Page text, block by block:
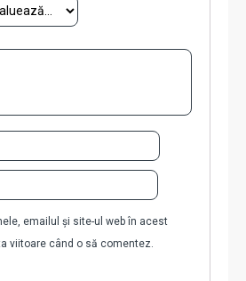
emailul și site-ul web în acest
viitoare când o să comentez.